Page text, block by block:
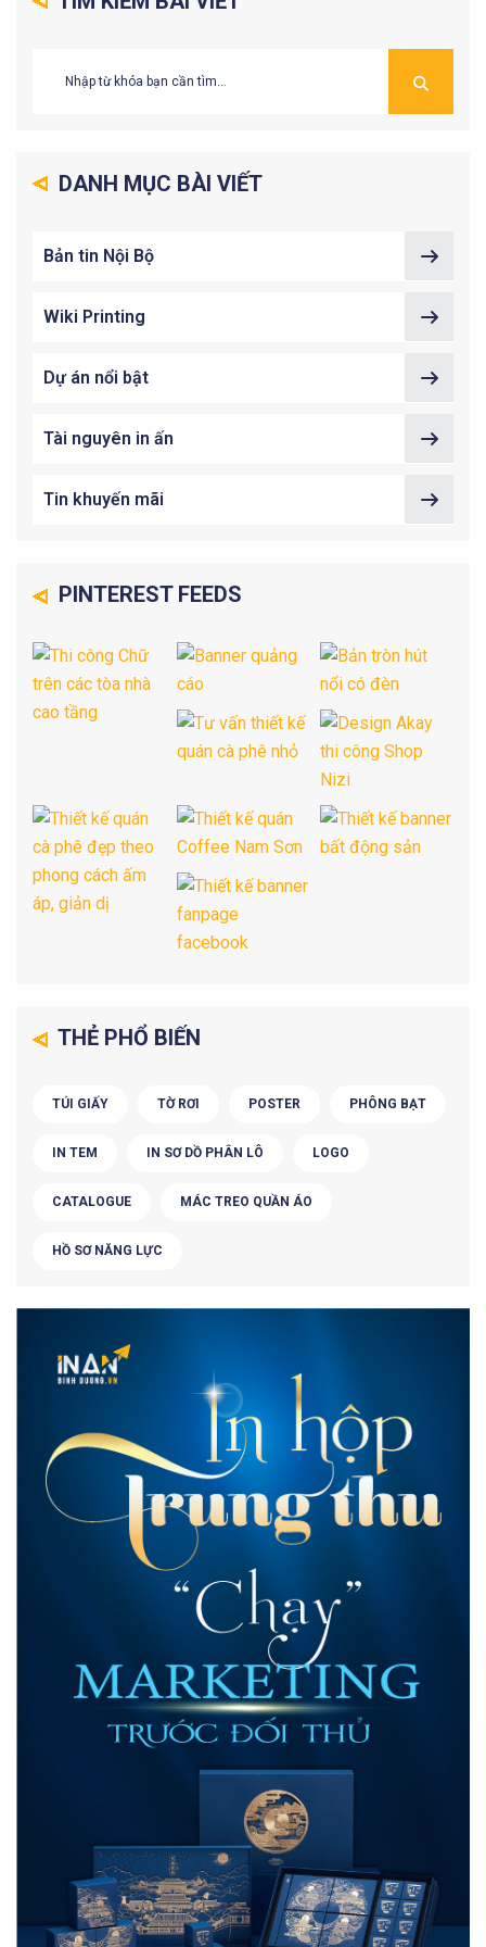
chung” TDMU.
DANH MỤC BÀI VIẾT
Bản tin Nội Bộ
Wiki Printing
Dự án nổi bật
Tài nguyên in ấn
Tin khuyến mãi
PINTEREST FEEDS
THẺ PHỔ BIẾN
TÚI GIẤY TỜ RƠI POSTER PHÔNG BẠT
IN TEM IN SƠ DỒ PHÂN LÔ LOGO
CATALOGUE MÁC TREO QUẦN ÁO
HỒ SƠ NĂNG LỰC